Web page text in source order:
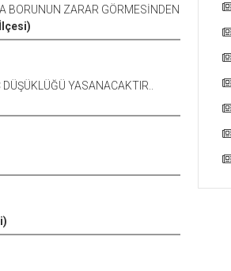
BORUNUN ZARAR GÖRMESİNDEN
YASANACAKTIR..